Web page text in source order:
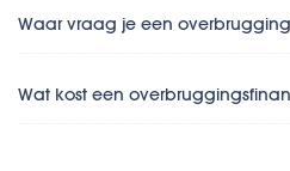
Waar vraag je een
Wat kost een